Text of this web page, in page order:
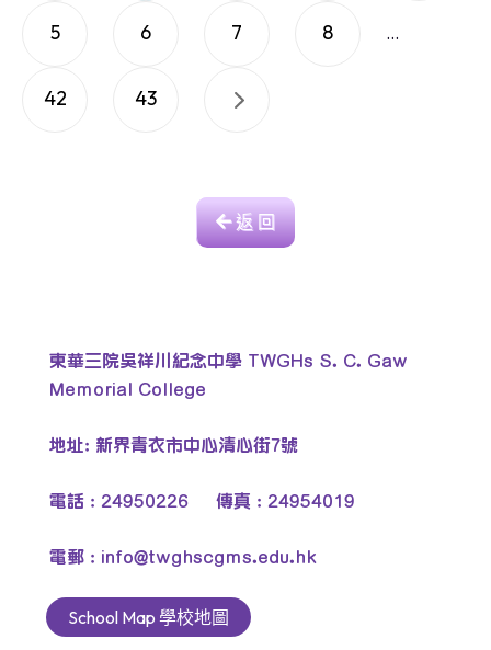
5 6 7 8 ...
42 43
返 回
東華三院吳祥川紀念中學 TWGHs S. C. Gaw
Memorial College
地址: 新界青衣市中心清心街7號
電話 : 24950226 傳真 : 24954019
電郵 : info@twghscgms.edu.hk
School Map 學校地圖